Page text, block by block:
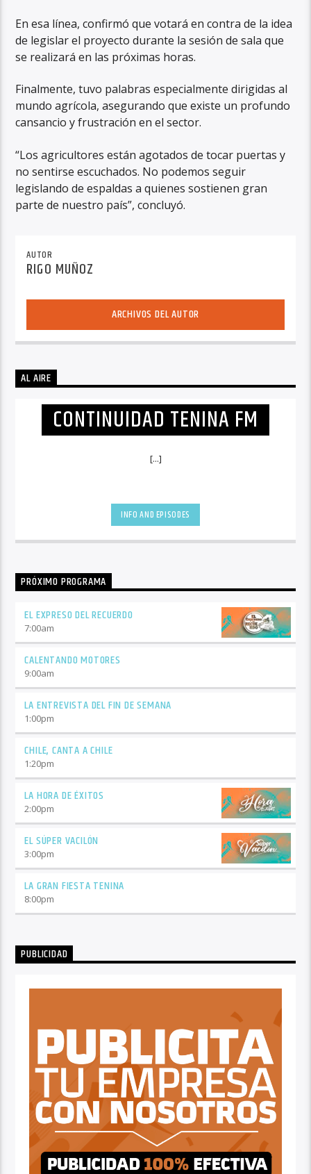
En esa línea, confirmó que votará en contra de la idea
de legislar el proyecto durante la sesión de sala que
se realizará en las próximas horas.
Finalmente, tuvo palabras especialmente dirigidas al
mundo agrícola, asegurando que existe un profundo
cansancio y frustración en el sector.
“Los agricultores están agotados de tocar puertas y
no sentirse escuchados. No podemos seguir
legislando de espaldas a quienes sostienen gran
parte de nuestro país”, concluyó.
AUTOR
RIGO MUÑOZ
ARCHIVOS DEL AUTOR
AL AIRE
CONTINUIDAD TENINA FM
[...]
INFO AND EPISODES
PRÓXIMO PROGRAMA
EL EXPRESO DEL RECUERDO
7:00am
CALENTANDO MOTORES
9:00am
LA ENTREVISTA DEL FIN DE SEMANA
1:00pm
CHILE, CANTA A CHILE
1:20pm
LA HORA DE ÉXITOS
2:00pm
EL SÚPER VACILÓN
3:00pm
LA GRAN FIESTA TENINA
8:00pm
PUBLICIDAD